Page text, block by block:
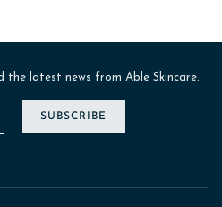
the latest news from Able Skincare.
SUBSCRIBE